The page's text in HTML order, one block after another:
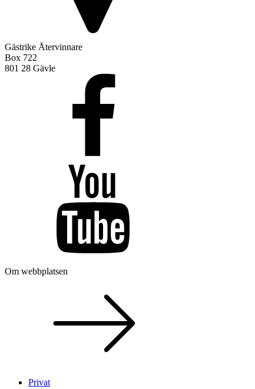
Gästrike Återvinnare
Box 722
801 28 Gävle
Om webbplatsen
Privat